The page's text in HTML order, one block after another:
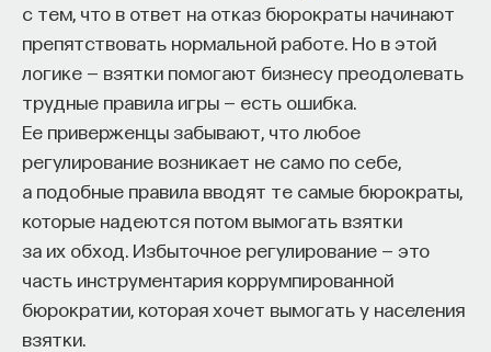
с тем, что в ответ на отказ бюрократы начинают
препятствовать нормальной работе. Но в этой
логике — взятки помогают бизнесу преодолевать
трудные правила игры — есть ошибка.
Ее приверженцы забывают, что любое
регулирование возникает не само по себе,
а подобные правила вводят те самые бюрократы,
которые надеются потом вымогать взятки
за их обход. Избыточное регулирование — это
часть инструментария коррумпированной
бюрократии, которая хочет вымогать у населения
взятки.